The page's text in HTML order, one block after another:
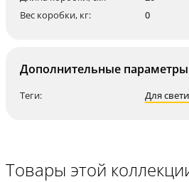
Вес коробки, кг:
0
Дополнительные параметры
Теги: Для
Товары этой